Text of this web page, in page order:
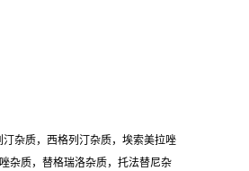
杂质，西格列汀杂质，埃索美拉唑
杂质，替格瑞洛杂质，托法替尼杂